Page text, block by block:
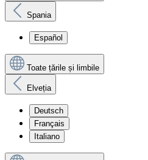
Spania
Español
Toate țările și limbile
Elveția
Deutsch
Français
Italiano